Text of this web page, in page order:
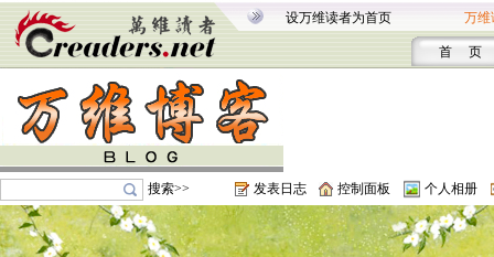
设万维读者为首页 万维
首 页
搜索>> 发表日志 控制面板 个人相册